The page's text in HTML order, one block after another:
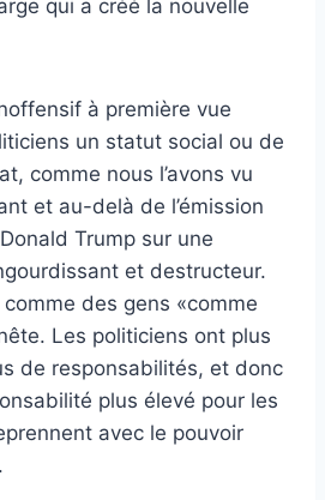
qui a créé la nouvelle
à première vue
un statut social ou de
comme nous l’avons vu
et au-delà de l’émission
Trump sur une
et destructeur.
des gens «comme
Les politiciens ont plus
de responsabilités, et donc
plus élevé pour les
avec le pouvoir